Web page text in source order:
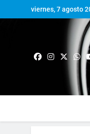
viernes, 7 agosto